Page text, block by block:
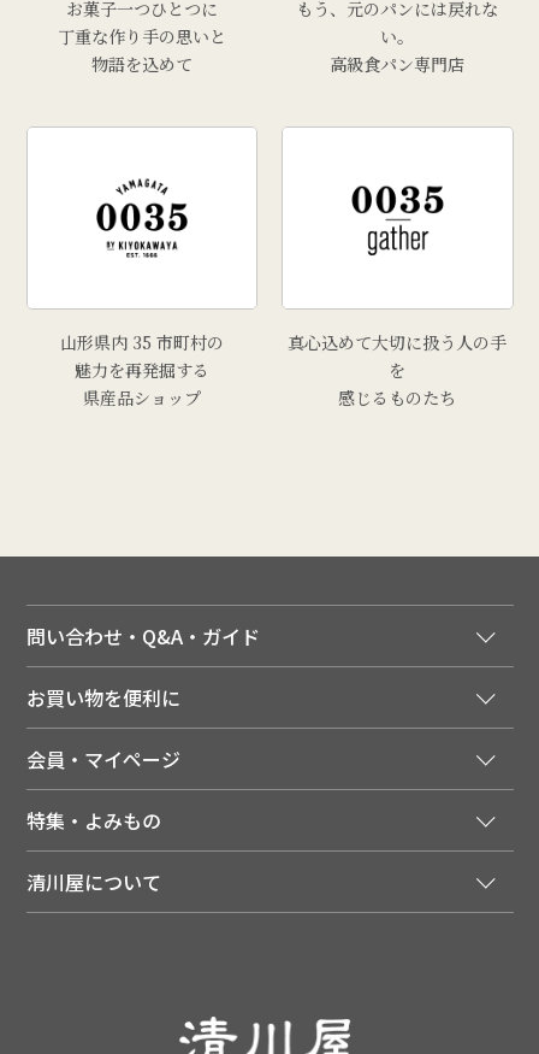
お菓子一つひとつに
丁重な作り手の思いと
物語を込めて
もう、元のパンには戻れな
い。
高級食パン専門店
山形県内 35 市町村の
魅力を再発掘する
県産品ショップ
真心込めて大切に扱う人の手
を
感じるものたち
問い合わせ・Q&A・ガイド
ご利用ガイド
領収書について
送料について
配達日について
返品について
よくあるご質問（FAQ）
お買い物を便利に
季節のカタログを無料でお届け
店舗・ECポイント共通アプリ
LINEお友だち登録
会員・マイページ
会員特典について
注文履歴
特集・よみもの
メディア掲載商品
清川屋のレビューを見る
清川屋について